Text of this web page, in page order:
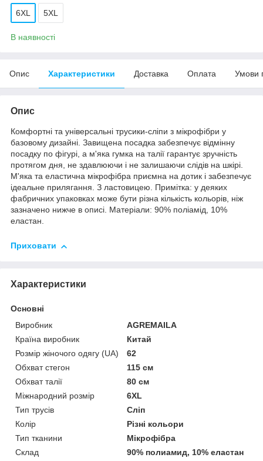
6XL 5XL
В наявності
Опис Характеристики Доставка Оплата Умови
Опис
Комфортні та універсальні трусики-сліпи з мікрофібри у
базовому дизайні. Завищена посадка забезпечує відмінну
посадку по фігурі, а м'яка гумка на талії гарантує зручність
протягом дня, не здавлюючи і не залишаючи слідів на шкірі.
М'яка та еластична мікрофібра приємна на дотик і забезпечує
ідеальне прилягання. З ластовицею. Примітка: у деяких
фабричних упаковках може бути різна кількість кольорів, ніж
зазначено нижче в описі. Матеріали: 90% поліамід, 10%
еластан.
Приховати
Характеристики
Основні
Виробник
AGREMAILA
Країна виробник
Китай
Розмір жіночого одягу (UA)
62
Обхват стегон
115 см
Обхват талії
80 см
Міжнародний розмір
6XL
Тип трусів
Сліп
Колір
Різні кольори
Тип тканини
Мікрофібра
Склад
90% полиамид, 10% еластан